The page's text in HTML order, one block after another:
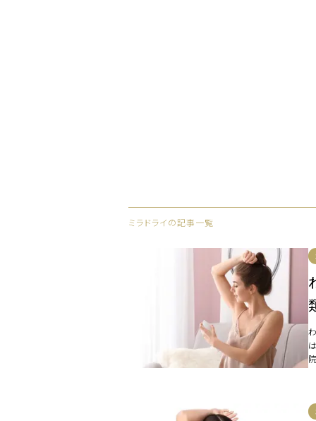
ミラドライの記事一覧